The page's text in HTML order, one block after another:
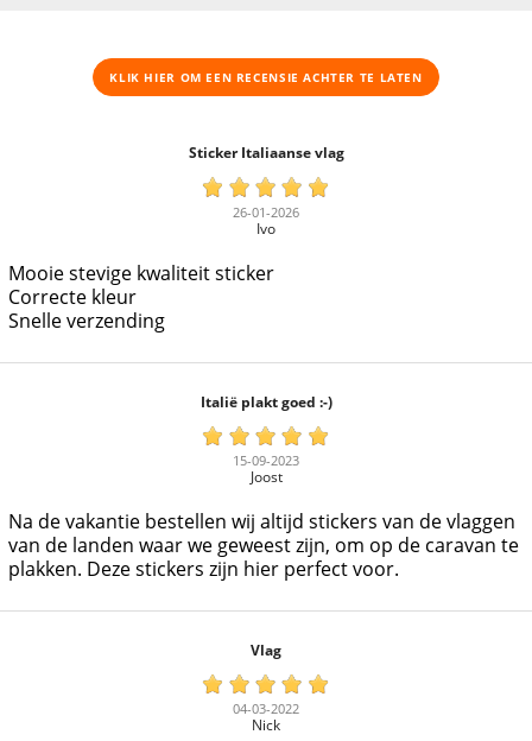
KLIK HIER OM EEN ​​RECENSIE ACHTER TE LATEN
Sticker Italiaanse vlag
26-01-2026
Ivo
Mooie stevige kwaliteit sticker
Correcte kleur
Snelle verzending
Italië plakt goed :-)
15-09-2023
Joost
Na de vakantie bestellen wij altijd stickers van de vlaggen
van de landen waar we geweest zijn, om op de caravan te
plakken. Deze stickers zijn hier perfect voor.
Vlag
04-03-2022
Nick